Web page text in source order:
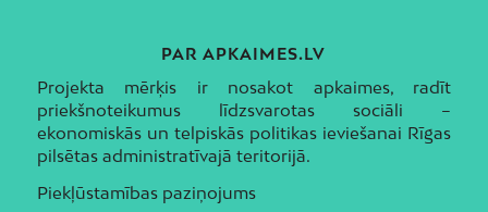
PAR APKAIMES.LV
Projekta mērķis ir nosakot apkaimes, radīt
priekšnoteikumus līdzsvarotas sociāli –
ekonomiskās un telpiskās politikas ieviešanai Rīgas
pilsētas administratīvajā teritorijā.
Piekļūstamības paziņojums